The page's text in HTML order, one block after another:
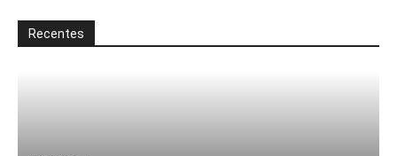
Recentes